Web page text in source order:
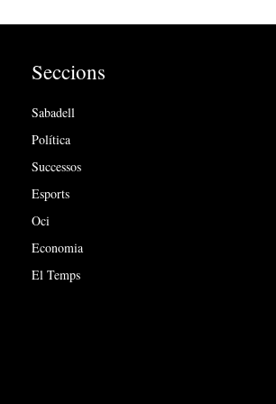
Seccions
Sabadell
Política
Successos
Esports
Oci
Economia
El Temps